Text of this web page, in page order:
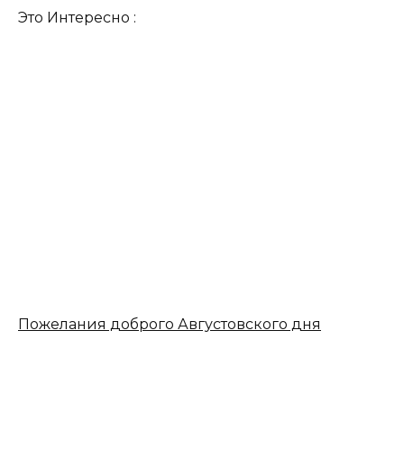
Это Интересно :
Пожелания доброго Августовского дня